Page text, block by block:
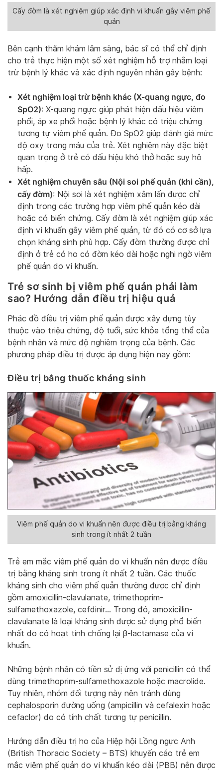
Cấy đờm là xét nghiệm giúp xác định vi khuẩn gây viêm phế
quản
Bên cạnh thăm khám lâm sàng, bác sĩ có thể chỉ định
cho trẻ thực hiện một số xét nghiệm hỗ trợ nhằm loại
trừ bệnh lý khác và xác định nguyên nhân gây bệnh:
Xét nghiệm loại trừ bệnh khác (X-quang ngực, đo
SpO2): X-quang ngực giúp phát hiện dấu hiệu viêm
phổi, áp xe phổi hoặc bệnh lý khác có triệu chứng
tương tự viêm phế quản. Đo SpO2 giúp đánh giá mức
độ oxy trong máu của trẻ. Xét nghiệm này đặc biệt
quan trọng ở trẻ có dấu hiệu khó thở hoặc suy hô
hấp.
Xét nghiệm chuyên sâu (Nội soi phế quản (khi cần),
cấy đờm): Nội soi là xét nghiệm xâm lấn được chỉ
định trong các trường hợp viêm phế quản kéo dài
hoặc có biến chứng. Cấy đờm là xét nghiệm giúp xác
định vi khuẩn gây viêm phế quản, từ đó có cơ sở lựa
chọn kháng sinh phù hợp. Cấy đờm thường được chỉ
định ở trẻ có ho có đờm kéo dài hoặc nghi ngờ viêm
phế quản do vi khuẩn.
Trẻ sơ sinh bị viêm phế quản phải làm
sao? Hướng dẫn điều trị hiệu quả
Phác đồ điều trị viêm phế quản được xây dựng tùy
thuộc vào triệu chứng, độ tuổi, sức khỏe tổng thể của
bệnh nhân và mức độ nghiêm trọng của bệnh. Các
phương pháp điều trị được áp dụng hiện nay gồm:
Điều trị bằng thuốc kháng sinh
Viêm phế quản do vi khuẩn nên được điều trị bằng kháng
sinh trong ít nhất 2 tuần
Trẻ em mắc viêm phế quản do vi khuẩn nên được điều
trị bằng kháng sinh trong ít nhất 2 tuần. Các thuốc
kháng sinh cho viêm phế quản thường được chỉ định
gồm amoxicillin-clavulanate, trimethoprim-
sulfamethoxazole, cefdinir… Trong đó, amoxicillin-
clavulanate là loại kháng sinh được sử dụng phổ biến
nhất do có hoạt tính chống lại β-lactamase của vi
khuẩn.
Những bệnh nhân có tiền sử dị ứng với penicillin có thể
dùng trimethoprim-sulfamethoxazole hoặc macrolide.
Tuy nhiên, nhóm đối tượng này nên tránh dùng
cephalosporin đường uống (ampicillin và cefalexin hoặc
cefaclor) do có tính chất tương tự penicillin.
Hướng dẫn điều trị ho của Hiệp hội Lồng ngực Anh
(British Thoracic Society – BTS) khuyến cáo trẻ em
mắc viêm phế quản do vi khuẩn kéo dài (PBB) nên được